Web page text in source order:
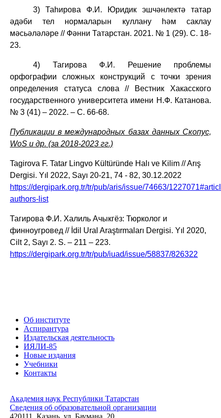
3) Таһирова Ф.И. Юридик эшчәнлектә татар
әдәби тел нормаларын куллану һәм саклау
мәсьәләләре // Фәнни Татарстан. 2021. № 1 (29). С. 18-
23.
4) Тагирова Ф.И. Решение проблемы
орфографии сложных конструкций с точки зрения
определения статуса слова // Вестник Хакасского
государственного университета имени Н.Ф. Катанова.
№ 3 (41) – 2022. – С. 66-68.
Публикации в международных базах данных Скопус,
WoS и др. (за 2018-2023 гг.)
Tagirova F. Tatar Lingvo Kültüründe Hal ı ve Kilim // Arış
Dergisi. Yıl 2022, Sayı 20-21, 74 - 82, 30.12.2022
https://dergipark.org.tr/tr/pub/aris/issue/74663/
authors-list
Тагирова Ф.И. Халиль Ачыкгёз: Тюрколог и
финноугровед // İdil Ural Araştırmaları Dergisi. Yıl 2020,
Cilt 2, Sayı 2. S. – 211 – 223.
https://dergipark.org.tr/tr/pub/iuad/issue/58837/826322
Об институте
Аспирантура
Издательская деятельность
ИЯЛИ-85
Новые издания
Учебники
Контакты
Академия наук Республики Татарстан
Сведения об образовательной организации
420111, Казань, ул. Баумана, 20